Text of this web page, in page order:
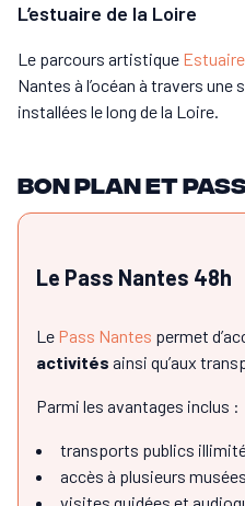
L’estuaire de la Loire
Le parcours artistique
Nantes à l’océan à travers
installées le long de la Loire.
Bon plan et
Le Pass Nantes 48h
Le Pass Nantes permet
activités ainsi qu’aux
Parmi les avantages inclus :
transports publics
accès à plusieurs